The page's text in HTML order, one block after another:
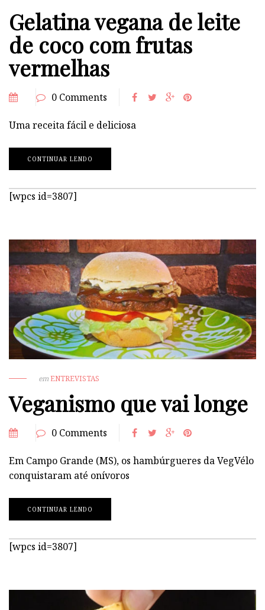
Gelatina vegana de leite
de coco com frutas
vermelhas
0 Comments
Uma receita fácil e deliciosa
CONTINUAR LENDO
[wpcs id=3807]
emENTREVISTAS
Veganismo que vai longe
0 Comments
Em Campo Grande (MS), os hambúrgueres da VegVélo
conquistaram até onívoros
CONTINUAR LENDO
[wpcs id=3807]